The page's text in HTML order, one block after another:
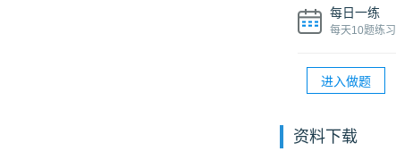
每日一练
每天10题练习
进入做题
资料下载